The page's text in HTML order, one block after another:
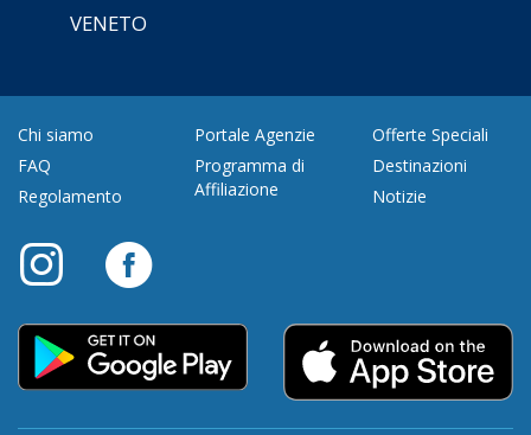
VENETO
Chi siamo
FAQ
Regolamento
Portale Agenzie
Programma di
Affiliazione
Offerte Speciali
Destinazioni
Notizie